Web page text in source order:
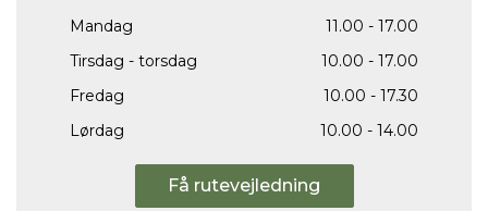
Mandag
11.00 - 17.00
Tirsdag - torsdag
10.00 - 17.00
Fredag
10.00 - 17.30
Lørdag
10.00 - 14.00
Få rutevejledning